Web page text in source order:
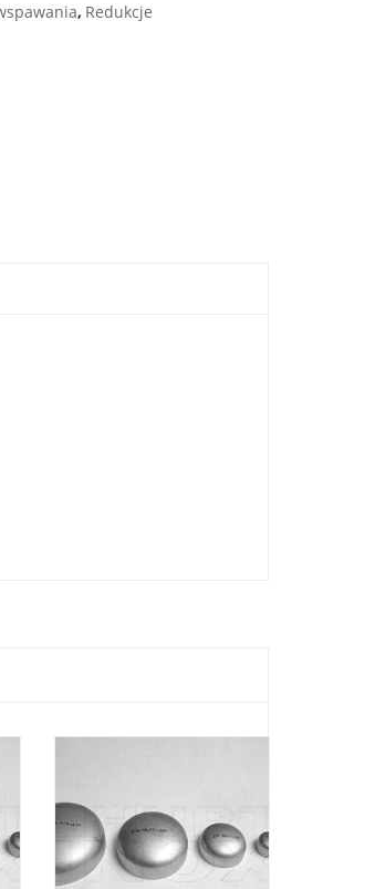
, Redukcje